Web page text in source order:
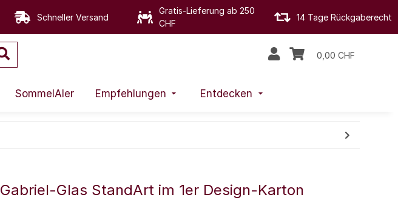
Schneller Versand
Gratis-Lieferung ab 250
CHF
14 Tage Rückgaberecht
0,00 CHF
SommelAIer Empfehlungen Entdecken
Gabriel-Glas StandArt im 1er Design-Karton